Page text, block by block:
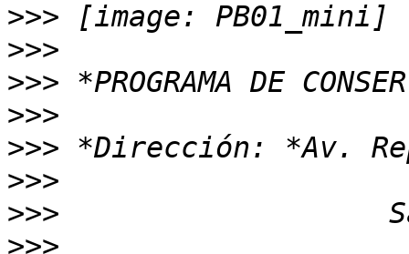
>>>
>>>
>>>
>>>
>>>
>>>
>>>
>>>